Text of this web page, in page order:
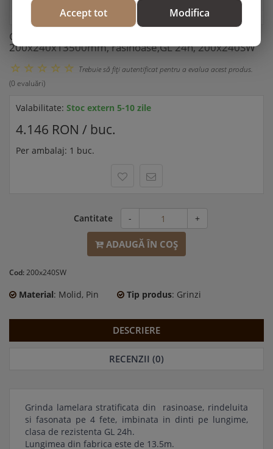
Grinda lamelara stratificata BSH;
200x240x13500mm, rasinoase,GL 24h, 200x240SW
Trebuie să fiţi autentificat pentru a evalua acest produs.
(0 evaluări)
Valabilitate: Stoc extern 5-10 zile
4.146 RON / buc.
Per ambalaj: 1 buc.
Cantitate - +
ADAUGĂ ÎN COŞ
Cod:200x240SW
Material: Molid, Pin Tip produs: Grinzi
DESCRIERE
RECENZII (0)
Grinda lamelara stratificata din rasinoase, rindeluita
si fasonata pe 4 fete, imbinata in dinti pe lungime,
clasa de rezistenta GL 24h.
Lungimea din fabrica este de 13.5m.
Accept tot Modifica